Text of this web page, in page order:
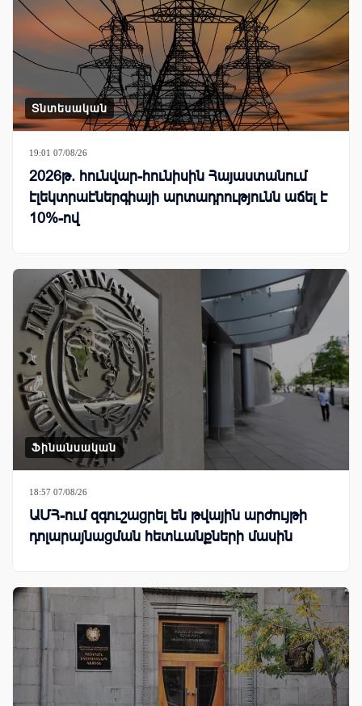
Տնտեսական
19:01 07/08/26
2026թ. հունվար-հունիսին Հայաստանում
էլեկտրաէներգիայի արտադրությունն աճել է
10%-ով
Ֆինանսական
18:57 07/08/26
ԱՄՀ-ում զգուշացրել են թվային արժույթի
դոլարայնացման հետևանքների մասին